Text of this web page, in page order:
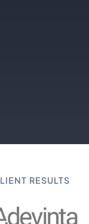
RESULTS